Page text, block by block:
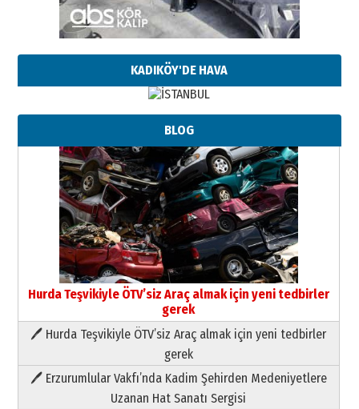
KADIKÖY'DE HAVA
BLOG
Hurda Teşvikiyle ÖTV’siz Araç almak için yeni tedbirler
gerek
🖊 Hurda Teşvikiyle ÖTV’siz Araç almak için yeni tedbirler
gerek
🖊 Erzurumlular Vakfı’nda Kadim Şehirden Medeniyetlere
Uzanan Hat Sanatı Sergisi
Paranın Aile Kültüründeki Yeri
03 Ağustos 2026 Pazartesi